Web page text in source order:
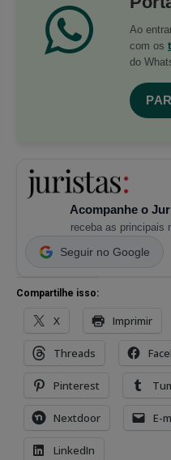
Ao
com os
do
Acompanhe o
receba as principais
Seguir no Google
Compartilhe isso:
X Imprimir
Threads
Pinterest
Nextdoor E-
LinkedIn